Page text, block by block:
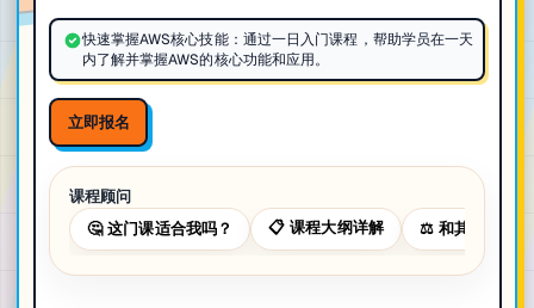
快速掌握AWS核心技能：通过一日入门课程，帮助学员在一天
内了解并掌握AWS的核心功能和应用。
立即报名
课程顾问
🤔 这门课适合我吗？ 📋 课程大纲详解 ⚖️ 和其他课程